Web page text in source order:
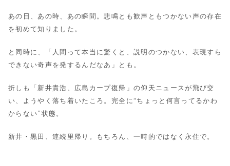
あの日、あの時、あの瞬間。悲鳴とも歓声ともつかない声の存在
を初めて知りました。
と同時に、「人間って本当に驚くと、説明のつかない、表現すら
できない奇声を発するんだなあ」とも。
折しも「新井貴浩、広島カープ復帰」の仰天ニュースが飛び交
い、ようやく落ち着いたころ。完全に“ちょっと何言ってるかわ
からない”状態。
新井・黒田、連続里帰り。もちろん、一時的ではなく永住で。